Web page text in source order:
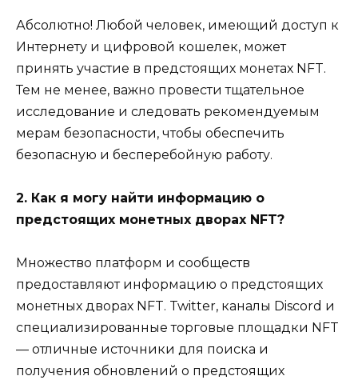
Абсолютно! Любой человек, имеющий доступ к
Интернету и цифровой кошелек, может
принять участие в предстоящих монетах NFT.
Тем не менее, важно провести тщательное
исследование и следовать рекомендуемым
мерам безопасности, чтобы обеспечить
безопасную и бесперебойную работу.
2. Как я могу найти информацию о
предстоящих монетных дворах NFT?
Множество платформ и сообществ
предоставляют информацию о предстоящих
монетных дворах NFT. Twitter, каналы Discord и
специализированные торговые площадки NFT
— отличные источники для поиска и
получения обновлений о предстоящих